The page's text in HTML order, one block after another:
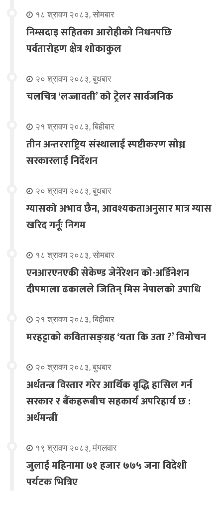
१८ श्रावण २०८३, सोमबार
निम्सदाइ सहितका आरोहीको निधनपछि
पर्वतारोहण क्षेत्र शोकाकुल
२० श्रावण २०८३, बुधबार
चलचित्र ‘लज्जावती’ को ट्रेलर सार्वजनिक
२१ श्रावण २०८३, बिहीबार
तीन अन्तरराष्ट्रिय संस्थालाई स्पष्टीकरण सोध्न
सरकारलाई निर्देशन
२० श्रावण २०८३, बुधबार
ग्यासको अभाव छैन, आवश्यकताअनुसार मात्र ग्यास
खरिद गर्नूः निगम
१८ श्रावण २०८३, सोमबार
एनआरएनएकी सेकेण्ड जेनेरेशन को-अर्डिनेशन
दीपमाला ढकालले जितिन् मिस नेपालको उपाधि
२१ श्रावण २०८३, बिहीबार
मरहट्टाको कवितासङ्ग्रह ‘यता कि उता ?’ विमोचन
२० श्रावण २०८३, बुधबार
अर्थतन्त्र विस्तार गरेर आर्थिक वृद्धि हासिल गर्न
सरकार र बैंकहरूबीच सहकार्य अपरिहार्य छ :
अर्थमन्त्री
१९ श्रावण २०८३, मंगलवार
जुलाई महिनामा ७१ हजार ७७५ जना विदेशी
पर्यटक भित्रिए